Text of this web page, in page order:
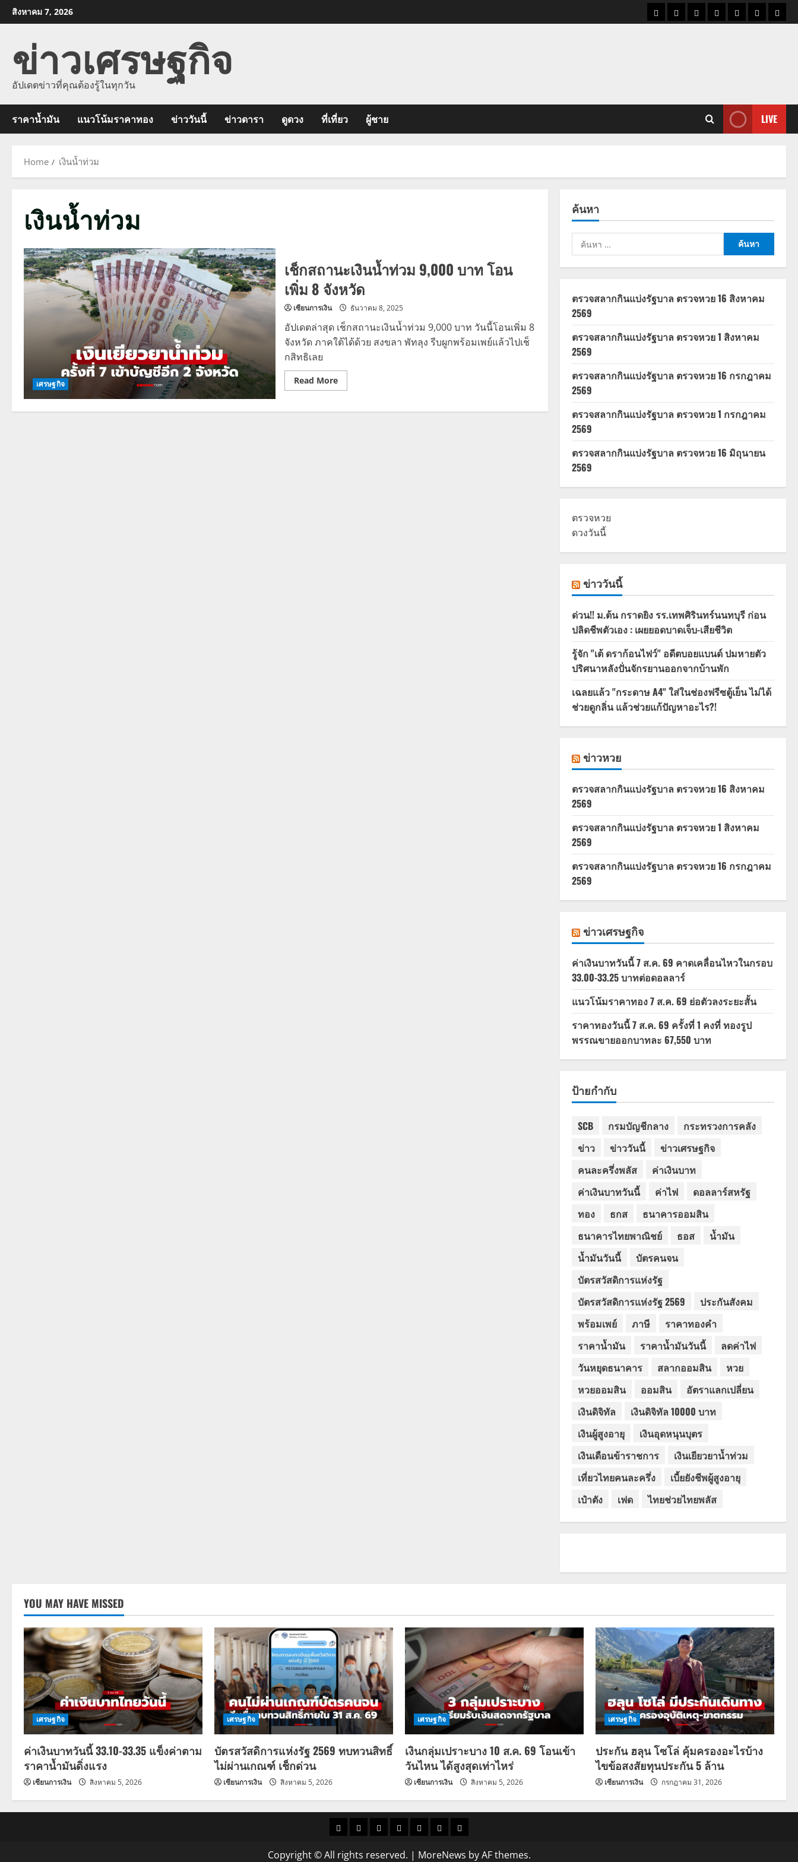
Skip
to
สิงหาคม 7, 2026
ราคาแนว
ข่าว
ข่าว
ดูด
ที่
ผู้ชา
ข่าวเศรษฐกิจ
อัปเดตข่าวที่คุณต้องรู้ในทุกวัน
ราคาน้ำมัน แนวโน้มราคาทอง ข่าววันนี้ ข่าวดารา ดูดวง ที่เที่ยว ผู้ชาย LIVE
Home เงินน้ำท่วม
เงินน้ำท่วม
เศรษฐกิจ
เช็กสถานะเงินน้ำท่วม 9,000 บาท โอน
เพิ่ม 8 จังหวัด
เซียนการเงิน ธันวาคม 8, 2025
อัปเดตล่าสุด เช็กสถานะเงินน้ำท่วม 9,000 บาท วันนี้โอนเพิ่ม 8
จังหวัด ภาคใต้ได้ด้วย สงขลา พัทลุง รีบผูกพร้อมเพย์แล้วไปเช็
กสิทธิเลย
Read MoreRead
more
สถานะ
ค้นหา
ค้นหา
สำหรับ:
ตรวจสลากกินแบ่งรัฐบาล ตรวจหวย 16 สิงหาคม
2569
ตรวจสลากกินแบ่งรัฐบาล ตรวจหวย 1 สิงหาคม
2569
ตรวจสลากกินแบ่งรัฐบาล ตรวจหวย 16 กรกฎาคม
2569
ตรวจสลากกินแบ่งรัฐบาล ตรวจหวย 1 กรกฎาคม
2569
ตรวจสลากกินแบ่งรัฐบาล ตรวจหวย 16 มิถุนายน
2569
ตรวจหวย
ดวงวันนี้
ข่าววันนี้
ด่วน!! ม.ต้น กราดยิง รร.เทพศิรินทร์นนทบุรี ก่อน
ปลิดชีพตัวเอง : เผยยอดบาดเจ็บ-เสียชีวิต
รู้จัก "เต้ ดราก้อนไฟว์" อดีตบอยแบนด์ ปมหายตัว
ปริศนาหลังปั่นจักรยานออกจากบ้านพัก
เฉลยแล้ว "กระดาษ A4" ใส่ในช่องฟรีซตู้เย็น ไม่ได้
ช่วยดูกลิ่น แล้วช่วยแก้ปัญหาอะไร?!
ข่าวหวย
ตรวจสลากกินแบ่งรัฐบาล ตรวจหวย 16 สิงหาคม
2569
ตรวจสลากกินแบ่งรัฐบาล ตรวจหวย 1 สิงหาคม
2569
ตรวจสลากกินแบ่งรัฐบาล ตรวจหวย 16 กรกฎาคม
2569
ข่าวเศรษฐกิจ
ค่าเงินบาทวันนี้ 7 ส.ค. 69 คาดเคลื่อนไหวในกรอบ
33.00-33.25 บาทต่อดอลลาร์
แนวโน้มราคาทอง 7 ส.ค. 69 ย่อตัวลงระยะสั้น
ราคาทองวันนี้ 7 ส.ค. 69 ครั้งที่ 1 คงที่ ทองรูป
พรรณขายออกบาทละ 67,550 บาท
ป้ายกำกับ
SCB กรมบัญชีกลาง
กระทรวงการคลัง
ข่าว
ข่าววันนี้
ข่าวเศรษฐกิจ
คนละครึ่งพลัส
ค่าเงินบาท
ค่าเงินบาทวันนี้
ค่าไฟ
ดอลลาร์สหรัฐ
ทอง
ธกส
ธนาคารออมสิน
ธนาคารไทยพาณิชย์
ธอส
น้ำมัน
น้ำมันวันนี้
บัตรคนจน
บัตรสวัสดิการแห่งรัฐ
บัตรสวัสดิการแห่งรัฐ 2569
ประกันสังคม
พร้อมเพย์
ภาษี
ราคาทองคำ
ราคาน้ำมัน
ราคาน้ำมันวันนี้
ลดค่าไฟ
วันหยุดธนาคาร
สลากออมสิน
หวย
หวยออมสิน
ออมสิน
อัตราแลกเปลี่ยน
เงินดิจิทัล
เงินดิจิทัล 10000 บาท
เงินผู้สูงอายุ
เงินอุดหนุนบุตร
เงินเดือนข้าราชการ
เงินเยียวยาน้ำท่วม
เที่ยวไทยคนละครึ่ง
เบี้ยยังชีพผู้สูงอายุ
เป๋าตัง
เฟด ไทยช่วยไทยพลัส
YOU MAY HAVE MISSED
เศรษฐกิจ
ค่าเงินบาทวันนี้ 33.10-33.35 แข็งค่าตาม
ราคาน้ำมันดิ่งแรง
เซียนการเงิน สิงหาคม 5, 2026
เศรษฐกิจ
บัตรสวัสดิการแห่งรัฐ 2569 ทบทวนสิทธิ์
ไม่ผ่านเกณฑ์ เช็กด่วน
เซียนการเงิน สิงหาคม 5, 2026
เศรษฐกิจ
เงินกลุ่มเปราะบาง 10 ส.ค. 69 โอนเข้า
วันไหน ได้สูงสุดเท่าไหร่
เซียนการเงิน สิงหาคม 5, 2026
เศรษฐกิจ
ประกัน ฮลุน โซโล่ คุ้มครองอะไรบ้าง
ไขข้อสงสัยทุนประกัน 5 ล้าน
เซียนการเงิน กรกฎาคม 31, 2026
ราคาแนว
ข่าว
ข่าว
ดูด
ที่
ผู้ชาย
Copyright © All rights reserved. | MoreNews by AF themes.